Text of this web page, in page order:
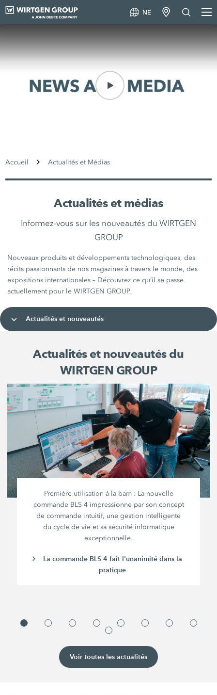
NE
Accueil Actualités et Médias
Actualités et médias
Informez-vous sur les nouveautés du WIRTGEN
GROUP
Nouveaux produits et développements technologiques, des
récits passionnants de nos magazines à travers le monde, des
expositions internationales – Découvrez ce qu’il se passe
actuellement pour le WIRTGEN GROUP.
Actualités et nouveautés
Actualités et nouveautés du
WIRTGEN GROUP
Première utilisation à la bam : La nouvelle
commande BLS 4 impressionne par son concept
de commande intuitif, une gestion intelligente
du cycle de vie et sa sécurité informatique
exceptionnelle.
La commande BLS 4 fait l'unanimité dans la
pratique
Voir toutes les actualités